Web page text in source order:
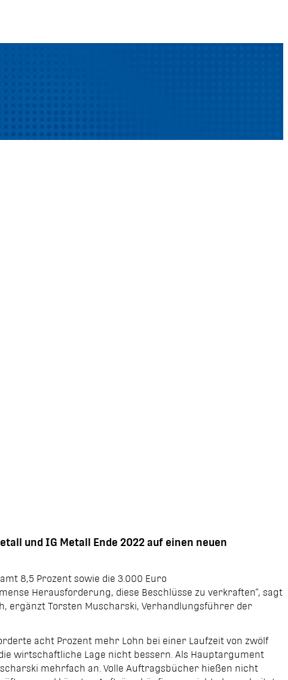
und IG Metall Ende 2022 auf einen neuen
8,5 Prozent sowie die 3.000 Euro
Herausforderung, diese Beschlüsse zu verkraften“, sagt
ergänzt Torsten Muscharski, Verhandlungsführer der
acht Prozent mehr Lohn bei einer Laufzeit von zwölf
wirtschaftliche Lage nicht bessern. Als Hauptargument
mehrfach an. Volle Auftragsbücher hießen nicht